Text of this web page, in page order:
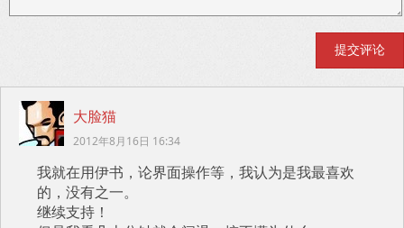
大脸猫
2012年8月16日 16:34
我就在用伊书，论界面操作等，我认为是我最喜欢
的，没有之一。
继续支持！